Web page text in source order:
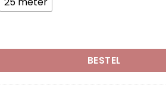
- 20 mm (luskant) aantal
BESTEL